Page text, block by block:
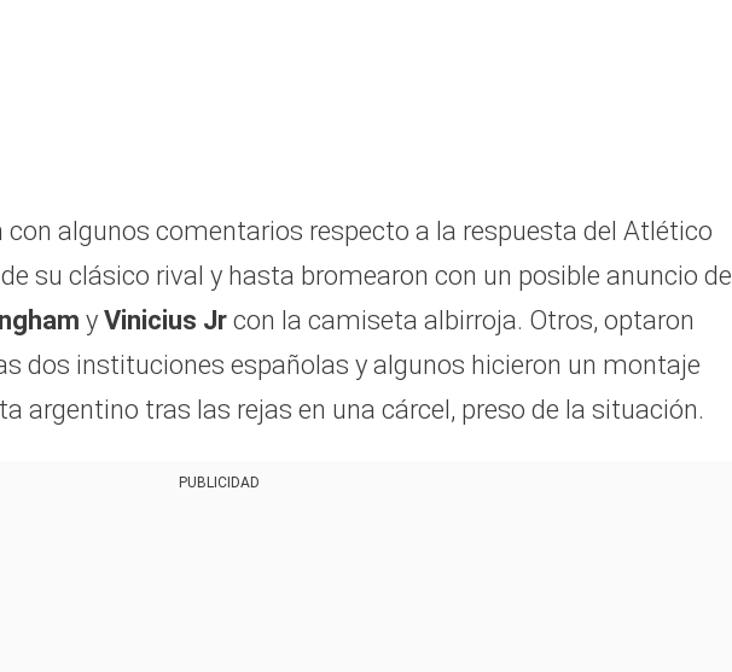
con algunos comentarios respecto a la respuesta del Atlético
su clásico rival y hasta bromearon con un posible anuncio de
y Vinicius Jr con la camiseta albirroja. Otros, optaron
dos instituciones españolas y algunos hicieron un montaje
argentino tras las rejas en una cárcel, preso de la situación.
PUBLICIDAD